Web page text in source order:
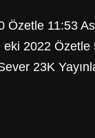
11:53
2022
23K